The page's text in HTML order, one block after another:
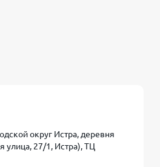
округ Истра, деревня
улица, 27/1, Истра), ТЦ